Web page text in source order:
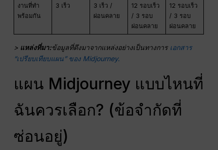
งานที่ทำ
พร้อมกัน
3 เร็ว
3 เร็ว /
ผ่อนคลาย
12 รอบเร็ว
/ 3 รอบ
ผ่อนคลาย
12 รอบเร็ว
/ 3 รอบ
ผ่อนคลาย
> แหล่งที่มา:ข้อมูลที่ดึงมาจากแหล่งอย่างเป็นทางการ เอกสาร
“เปรียบเทียบแผน” ของ Midjourney.
แผน Midjourney แบบไหนที่
ฉันควรเลือก? (ข้อจำกัดที่
ซ่อนอยู่)